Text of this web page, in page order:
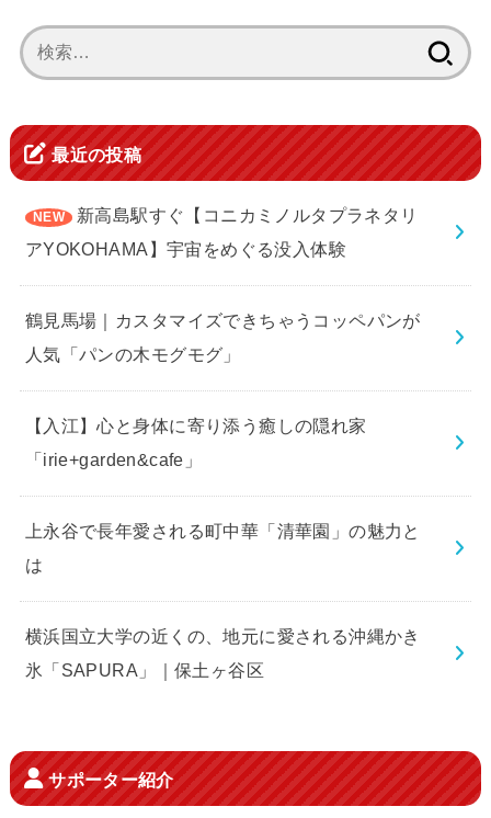
索:
最近の投稿
新高島駅すぐ【コニカミノルタプラネタリ
アYOKOHAMA】宇宙をめぐる没入体験
鶴見馬場｜カスタマイズできちゃうコッペパンが
人気「パンの木モグモグ」
【入江】心と身体に寄り添う癒しの隠れ家
「irie+garden&cafe」
上永谷で長年愛される町中華「清華園」の魅力と
は
横浜国立大学の近くの、地元に愛される沖縄かき
氷「SAPURA」｜保土ヶ谷区
サポーター紹介